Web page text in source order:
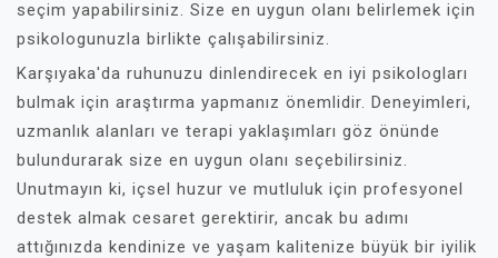
seçim yapabilirsiniz. Size en uygun olanı belirlemek için
psikologunuzla birlikte çalışabilirsiniz.
Karşıyaka'da ruhunuzu dinlendirecek en iyi psikologları
bulmak için araştırma yapmanız önemlidir. Deneyimleri,
uzmanlık alanları ve terapi yaklaşımları göz önünde
bulundurarak size en uygun olanı seçebilirsiniz.
Unutmayın ki, içsel huzur ve mutluluk için profesyonel
destek almak cesaret gerektirir, ancak bu adımı
attığınızda kendinize ve yaşam kalitenize büyük bir iyilik